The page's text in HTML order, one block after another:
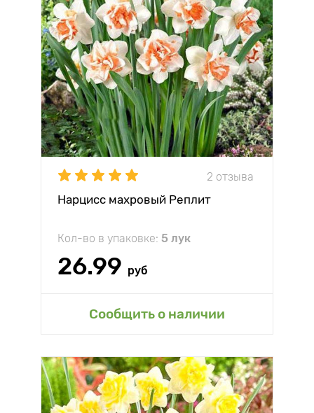
2 отзыва
Нарцисс махровый Реплит
Кол-во в упаковке: 5 лук
26.99 руб
Сообщить о наличии